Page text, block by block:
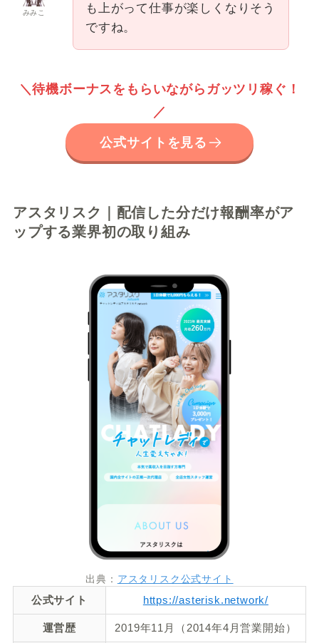
みみこ
も上がって仕事が楽しくなりそう
ですね。
＼待機ボーナスをもらいながらガッツリ稼ぐ！
／
公式サイトを見る
アスタリスク｜配信した分だけ報酬率がア
ップする業界初の取り組み
出典： アスタリスク公式サイト
公式サイト https://asterisk.network/
運営歴 2019年11月（2014年4月営業開始）